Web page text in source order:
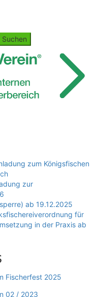
Suchen
zum Königsfischen
zur
ab 19.12.2025
für
in der Praxis ab
Fischerfest 2025
02 / 2023